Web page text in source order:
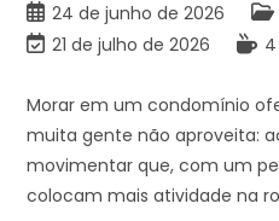
24 de junho de 2026
21 de julho de 2026
Morar em um condomínio
muita gente não aproveita:
movimentar que, com um
colocam mais atividade na